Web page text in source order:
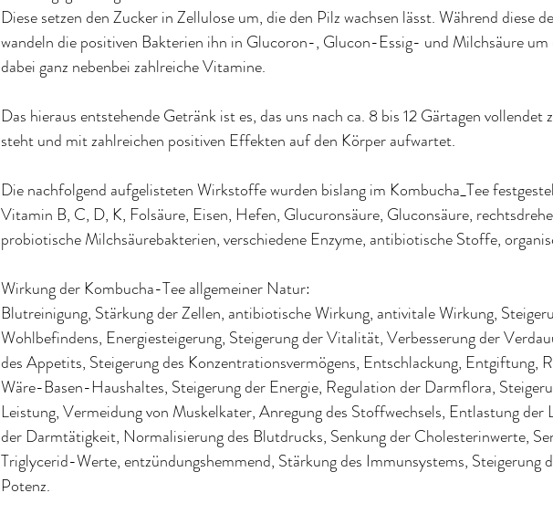
Diese setzen den Zucker in Zellulose um, die den Pilz wachsen lässt. Während diese
wandeln die positiven Bakterien ihn in Glucoron-, Glucon-Essig- und Milchsäure um
dabei ganz nebenbei zahlreiche Vitamine.
Das hieraus entstehende Getränk ist es, das uns nach ca. 8 bis 12 Gärtagen vollendet
steht und mit zahlreichen positiven Effekten auf den Körper aufwartet.
Die nachfolgend aufgelisteten Wirkstoffe wurden bislang im Kombucha_Tee
Vitamin B, C, D, K, Folsäure, Eisen, Hefen, Glucuronsäure, Gluconsäure,
probiotische Milchsäurebakterien, verschiedene Enzyme, antibiotische Stoffe,
Wirkung der Kombucha-Tee allgemeiner Natur:
Blutreinigung, Stärkung der Zellen, antibiotische Wirkung, antivitale Wirkung,
Wohlbefindens, Energiesteigerung, Steigerung der Vitalität, Verbesserung der
des Appetits, Steigerung des Konzentrationsvermögens, Entschlackung, Entgiftung,
Wäre-Basen-Haushaltes, Steigerung der Energie, Regulation der Darmflora,
Leistung, Vermeidung von Muskelkater, Anregung des Stoffwechsels, Entlastung der
der Darmtätigkeit, Normalisierung des Blutdrucks, Senkung der Cholesterinwerte,
Triglycerid-Werte, entzündungshemmend, Stärkung des Immunsystems, Steigerung
Potenz.